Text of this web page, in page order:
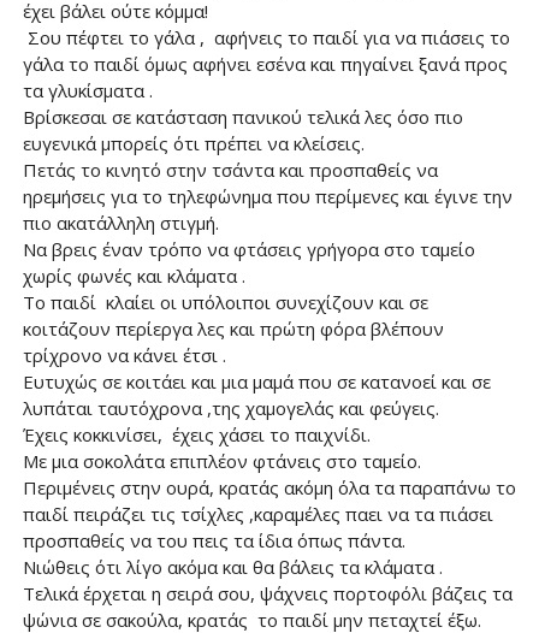
έχει βάλει ούτε κόμμα!
Σου πέφτει το γάλα , αφήνεις το παιδί για να πιάσεις το
γάλα το παιδί όμως αφήνει εσένα και πηγαίνει ξανά προς
τα γλυκίσματα .
Βρίσκεσαι σε κατάσταση πανικού τελικά λες όσο πιο
ευγενικά μπορείς ότι πρέπει να κλείσεις.
Πετάς το κινητό στην τσάντα και προσπαθείς να
ηρεμήσεις για το τηλεφώνημα που περίμενες και έγινε την
πιο ακατάλληλη στιγμή.
Να βρεις έναν τρόπο να φτάσεις γρήγορα στο ταμείο
χωρίς φωνές και κλάματα .
Το παιδί κλαίει οι υπόλοιποι συνεχίζουν και σε
κοιτάζουν περίεργα λες και πρώτη φόρα βλέπουν
τρίχρονο να κάνει έτσι .
Ευτυχώς σε κοιτάει και μια μαμά που σε κατανοεί και σε
λυπάται ταυτόχρονα ,της χαμογελάς και φεύγεις.
Έχεις κοκκινίσει, έχεις χάσει το παιχνίδι.
Με μια σοκολάτα επιπλέον φτάνεις στο ταμείο.
Περιμένεις στην ουρά, κρατάς ακόμη όλα τα παραπάνω το
παιδί πειράζει τις τσίχλες ,καραμέλες παει να τα πιάσει
προσπαθείς να του πεις τα ίδια όπως πάντα.
Νιώθεις ότι λίγο ακόμα και θα βάλεις τα κλάματα .
Τελικά έρχεται η σειρά σου, ψάχνεις πορτοφόλι βάζεις τα
ψώνια σε σακούλα, κρατάς το παιδί μην πεταχτεί έξω.